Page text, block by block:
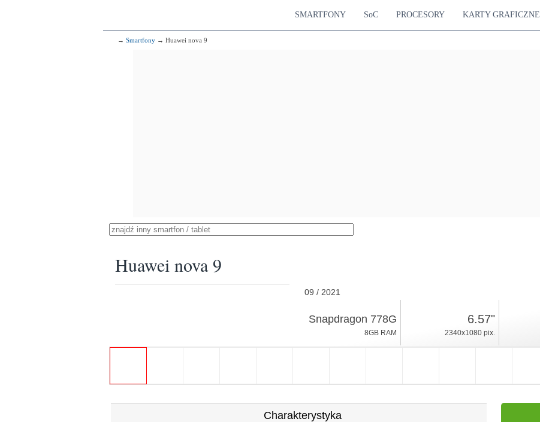
SMARTFONY SoC PROCESORY KARTY GRAFICZNE
→ Smartfony → Huawei nova 9
Huawei nova 9
09 / 2021
HarmonyOS 2
Snapdragon 778G
8GB RAM
6.57"
2340x1080 pix.
Charakterystyka